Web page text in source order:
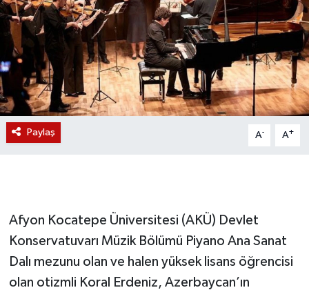
Paylaş A- A+
Afyon Kocatepe Üniversitesi (AKÜ) Devlet
Konservatuvarı Müzik Bölümü Piyano Ana Sanat
Dalı mezunu olan ve halen yüksek lisans öğrencisi
olan otizmli Koral Erdeniz, Azerbaycan’ın